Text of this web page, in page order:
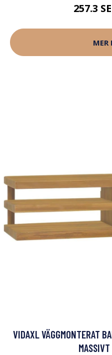
257.3
MER
VIDAXL VÄGGMONTERAT